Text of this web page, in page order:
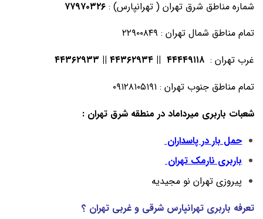
شماره مناطق شرق تهران ( تهرانپارس) : ۷۷۹۷۰۳۲۶
تمام مناطق شمال تهران : ۲۲۹۰۰۸۴۹
غرب تهران :
تمام مناطق جنوب تهران : ۰۹۱۲۸۱۰۵۱۹۱
شعبات باربری میرداماد در منطقه شرق تهران :
حمل بار در پاسداران
باربری نارمک تهران
پیروزی تهران نو مجیدیه
تعرفه باربری تهرانپارس شرقی و غربی تهران ؟